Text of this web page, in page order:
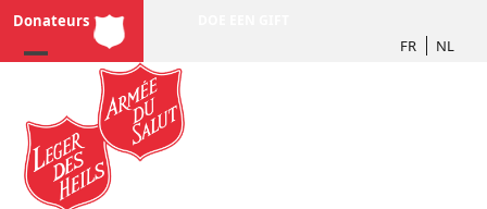
Skip
content
FR NL
Donateurs